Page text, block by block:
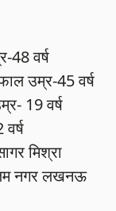
48 वर्ष
उम्र-45 वर्ष
19 वर्ष
मिश्रा
नगर लखनऊ